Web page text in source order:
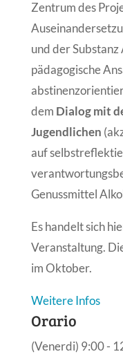
Zentrum des
und der
pädagogische
dem Dialog mit
Jugendlichen
auf
Genussmittel
Es handelt sich
Veranstaltung.
im Oktober.
Weitere Infos
Orario
(Venerdi) 9:00 -